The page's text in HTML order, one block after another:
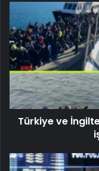
Türkiye ve